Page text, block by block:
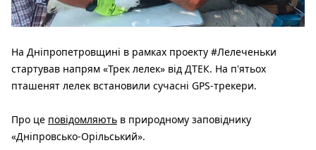
На Дніпропетровщині в рамках проекту #Лелеченьки
стартував напрям «Трек лелек» від ДТЕК. На п'ятьох
пташенят лелек встановили сучасні GPS-трекери.
Про це повідомляють в природному заповіднику
«Дніпровсько-Орільський».